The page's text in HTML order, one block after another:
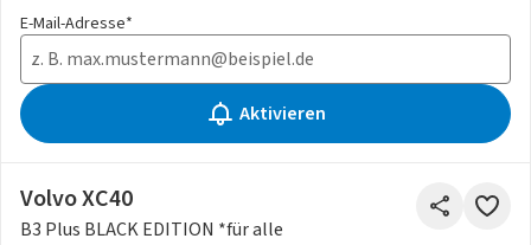
E-Mail-Adresse*
Aktivieren
Volvo XC40
B3 Plus BLACK EDITION *für alle